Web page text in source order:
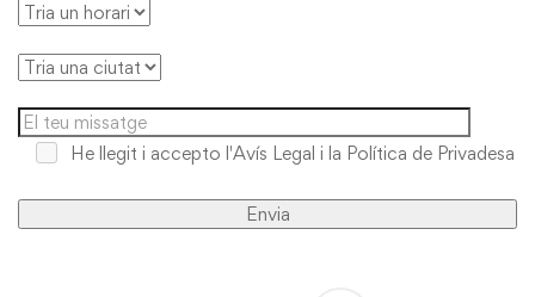
He llegit i accepto l'Avís Legal i la Política de Privadesa